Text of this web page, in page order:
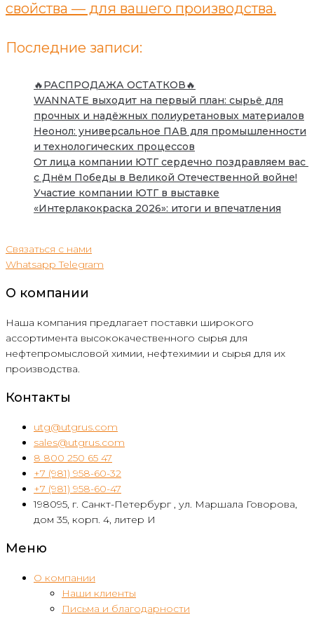
свойства — для вашего производства.
Последние записи:
🔥РАСПРОДАЖА ОСТАТКОВ🔥
WANNATE выходит на первый план: сырьё для
прочных и надёжных полиуретановых материалов
Неонол: универсальное ПАВ для промышленности
и технологических процессов
От лица компании ЮТГ сердечно поздравляем вас
с Днём Победы в Великой Отечественной войне!
Участие компании ЮТГ в выставке
«Интерлакокраска 2026»: итоги и впечатления
Связаться с нами
Whatsapp Telegram
О компании
Наша компания предлагает поставки широкого
ассортимента высококачественного сырья для
нефтепромысловой химии, нефтехимии и сырья для их
производства.
Контакты
utg@utgrus.com
sales@utgrus.com
8 800 250 65 47
+7 (981) 958-60-32
+7 (981) 958-60-47
198095, г. Санкт-Петербург , ул. Маршала Говорова,
дом 35, корп. 4, литер И
Меню
О компании
Наши клиенты
Письма и благодарности